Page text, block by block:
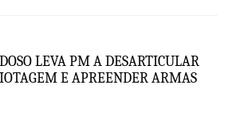
LEVA PM A DESARTICULAR
E APREENDER ARMAS